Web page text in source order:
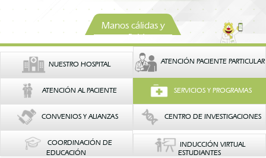
Manos cálidas y
confiables
NUESTRO HOSPITAL ATENCIÓN PACIENTE PARTICULAR
ATENCIÓN AL PACIENTE SERVICIOS Y PROGRAMAS
CONVENIOS Y ALIANZAS CENTRO DE INVESTIGACIONES
COORDINACIÓN DE
EDUCACIÓN
INDUCCIÓN VIRTUAL
ESTUDIANTES